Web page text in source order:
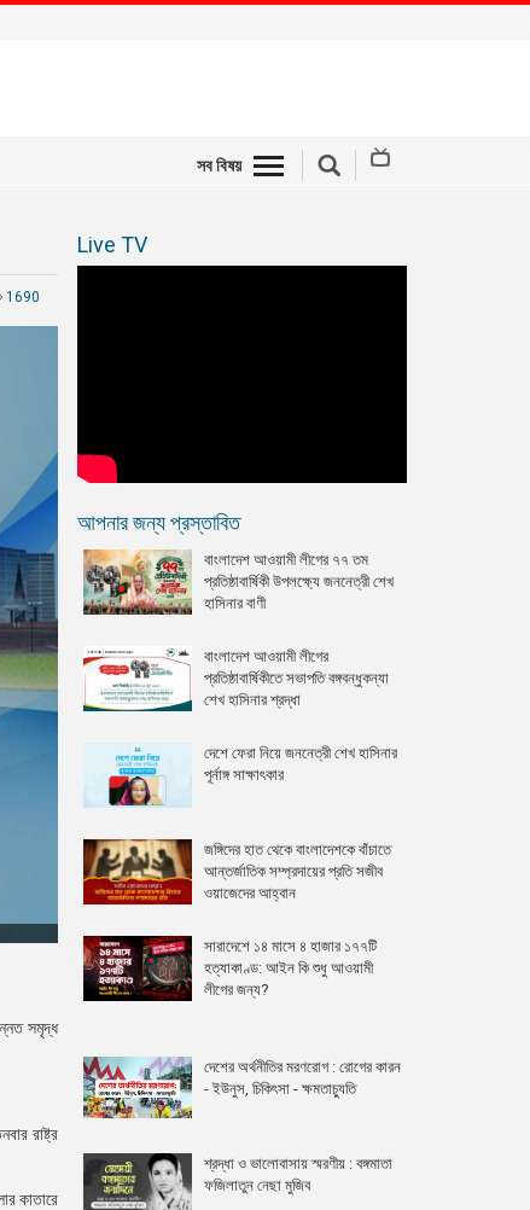
সব বিষয়
1690
সমৃদ্ধ
রাষ্ট্র
কাতারে
Live TV
আপনার জন্য প্রস্তাবিত
বাংলাদেশ আওয়ামী লীগের ৭৭ তম
প্রতিষ্ঠাবার্ষিকী উপলক্ষ্যে জননেত্রী শেখ
হাসিনার বাণী
বাংলাদেশ আওয়ামী লীগের
প্রতিষ্ঠাবার্ষিকীতে সভাপতি বঙ্গবন্ধুকন্যা
শেখ হাসিনার শ্রদ্ধা
দেশে ফেরা নিয়ে জননেত্রী শেখ হাসিনার
পূর্নাঙ্গ সাক্ষাৎকার
জঙ্গিদের হাত থেকে বাংলাদেশকে বাঁচাতে
আন্তর্জাতিক সম্প্রদায়ের প্রতি সজীব
ওয়াজেদের আহ্বান
সারাদেশে ১৪ মাসে ৪ হাজার ১৭৭টি
হত্যাকাণ্ড: আইন কি শুধু আওয়ামী
লীগের জন্য?
দেশের অর্থনীতির মরণরোগ : রোগের কারন
- ইউনুস, চিকিৎসা - ক্ষমতাচ্যুতি
শ্রদ্ধা ও ভালোবাসায় স্মরণীয় : বঙ্গমাতা
ফজিলাতুন নেছা মুজিব